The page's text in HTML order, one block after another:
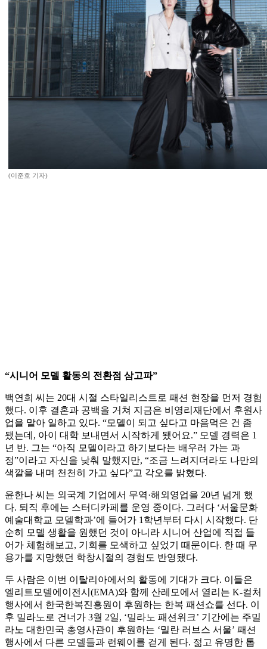
(이준호 기자)
“시니어 모델 활동의 전환점 삼고파”
백연희 씨는 20대 시절 스타일리스트로 패션 현장을 먼저 경험
했다. 이후 결혼과 공백을 거쳐 지금은 비영리재단에서 후원사
업을 맡아 일하고 있다. “모델이 되고 싶다고 마음먹은 건 좀
됐는데, 아이 대학 보내면서 시작하게 됐어요.” 모델 경력은 1
년 반. 그는 “아직 모델이라고 하기보다는 배우러 가는 과
정”이라고 자신을 낮춰 말했지만, “조금 느려지더라도 나만의
색깔을 내며 천천히 가고 싶다”고 각오를 밝혔다.
윤한나 씨는 외국계 기업에서 무역·해외영업을 20년 넘게 했
다. 퇴직 후에는 스터디카페를 운영 중이다. 그러다 ‘서울문화
예술대학교 모델학과’에 들어가 1학년부터 다시 시작했다. 단
순히 모델 생활을 원했던 것이 아니라 시니어 산업에 직접 들
어가 체험해보고, 기회를 모색하고 싶었기 때문이다. 한 때 무
용가를 지망했던 학창시절의 경험도 반영됐다.
두 사람은 이번 이탈리아에서의 활동에 기대가 크다. 이들은
엘리트모델에이전시(EMA)와 함께 산레모에서 열리는 K-컬처
행사에서 한국한복진흥원이 후원하는 한복 패션쇼를 선다. 이
후 밀라노로 건너가 3월 2일, ‘밀라노 패션위크’ 기간에는 주밀
라노 대한민국 총영사관이 후원하는 ‘밀란 러브스 서울’ 패션
행사에서 다른 모델들과 런웨이를 걷게 된다. 젊고 유명한 톱